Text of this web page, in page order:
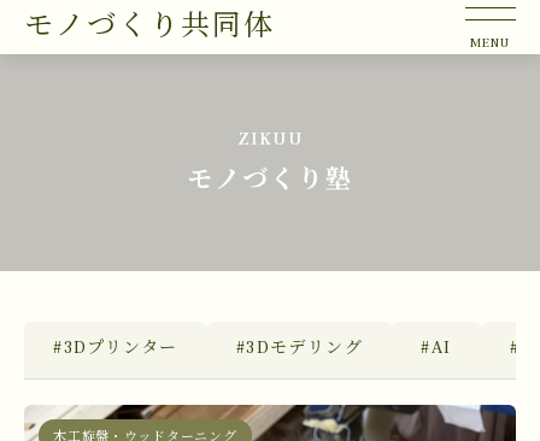
モノづくり共同体
ZIKUU
モノづくり塾
#3Dプリンター #3Dモデリング #AI
木工旋盤・ウッドターニング